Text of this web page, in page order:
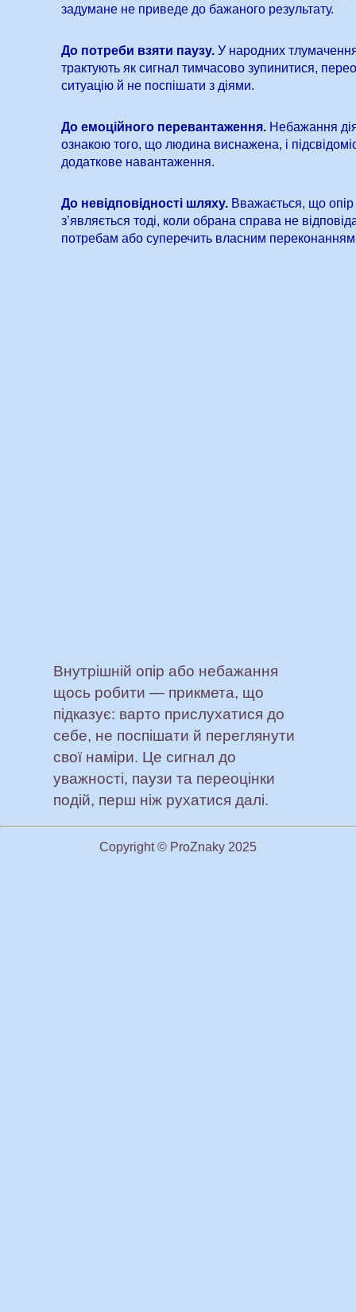
задумане не приведе до бажаного результату.
До потреби взяти паузу. У народних
трактують як сигнал тимчасово зупинитися,
ситуацію й не поспішати з діями.
До емоційного перевантаження. Небажання
ознакою того, що людина виснажена, і
додаткове навантаження.
До невідповідності шляху. Вважається, що опір
з’являється тоді, коли обрана справа не
потребам або суперечить власним
Внутрішній опір або небажання
щось робити — прикмета, що
підказує: варто прислухатися до
себе, не поспішати й переглянути
свої наміри. Це сигнал до
уважності, паузи та переоцінки
подій, перш ніж рухатися далі.
Copyright © ProZnaky 2025